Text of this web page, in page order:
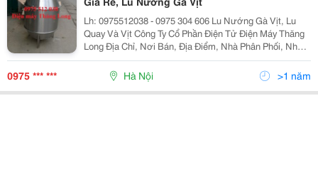
Lh: 0975512038 - 0975 304 606 Lu Nướng Gà Vịt, Lu
Quay Và Vịt Công Ty Cổ Phần Điện Tử Điện Máy Thăng
Long Địa Chỉ, Nơi Bán, Địa Điểm, Nhà Phân Phối, Nhà
Cung Cấp, Bán Buôn, Bán Lẻ Lu Nướng Vịt Lò Quay Vịt,
Lò Nướng Vịt, Chum Quay Vịt, Chum Nướn
0975 *** *** Hà Nội >1 năm